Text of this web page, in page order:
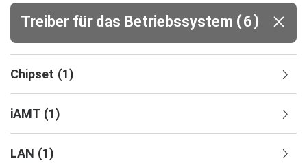
Treiber für das Betriebssystem (6)
Chipset (1)
iAMT (1)
LAN (1)